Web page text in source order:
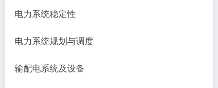
电力系统稳定性
电力系统规划与调度
输配电系统及设备